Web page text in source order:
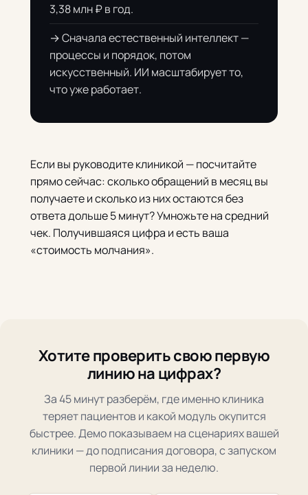
3,38 млн ₽ в год.
→ Сначала естественный интеллект —
процессы и порядок, потом
искусственный. ИИ масштабирует то,
что уже работает.
Если вы руководите клиникой — посчитайте
прямо сейчас: сколько обращений в месяц вы
получаете и сколько из них остаются без
ответа дольше 5 минут? Умножьте на средний
чек. Получившаяся цифра и есть ваша
«стоимость молчания».
Хотите проверить свою первую
линию на цифрах?
За 45 минут разберём, где именно клиника
теряет пациентов и какой модуль окупится
быстрее. Демо показываем на сценариях вашей
клиники — до подписания договора, с запуском
первой линии за неделю.